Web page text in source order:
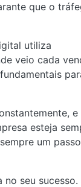
que o
utiliza
veio cada
e
esteja
um
seu sucesso.